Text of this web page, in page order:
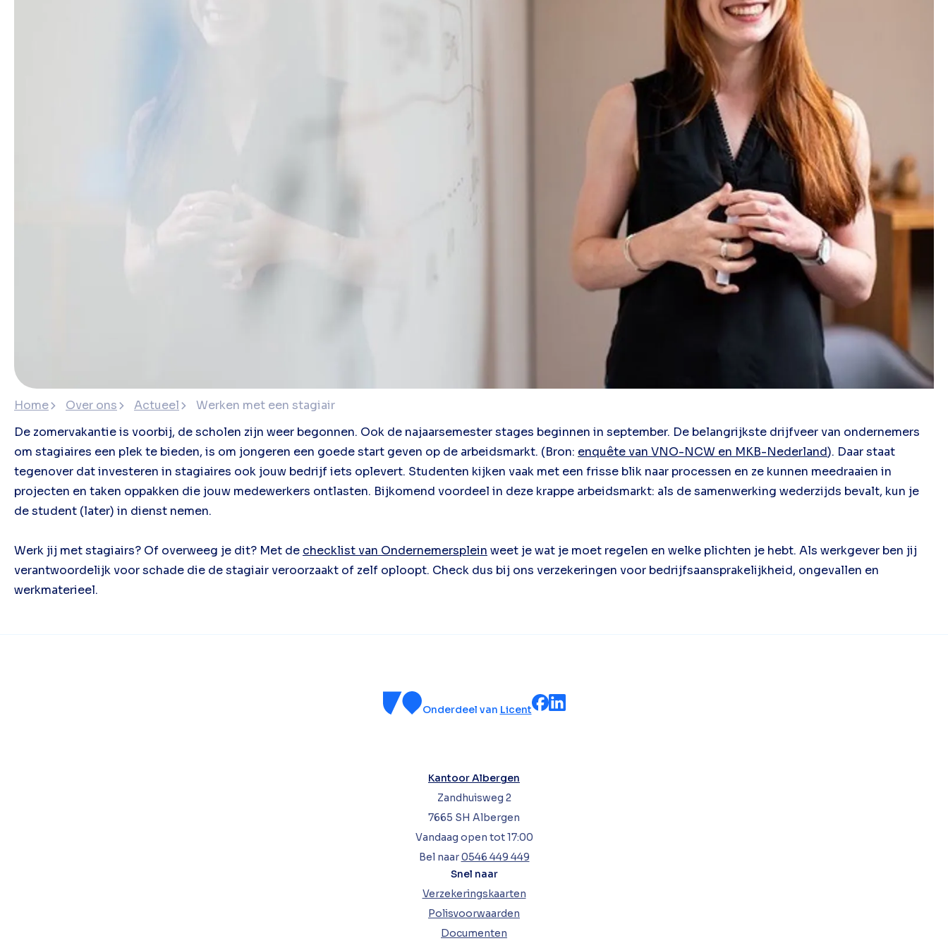
Home Over ons Actueel
Werken met een stagiair
De zomervakantie is voorbij, de scholen zijn weer begonnen. Ook de najaarsemester stages beginnen in september. De belangrijkste drijfveer van ondernemers
om stagiaires een plek te bieden, is om jongeren een goede start geven op de arbeidsmarkt. (Bron: enquête van VNO-NCW en MKB-Nederland). Daar staat
tegenover dat investeren in stagiaires ook jouw bedrijf iets oplevert. Studenten kijken vaak met een frisse blik naar processen en ze kunnen meedraaien in
projecten en taken oppakken die jouw medewerkers ontlasten. Bijkomend voordeel in deze krappe arbeidsmarkt: als de samenwerking wederzijds bevalt, kun je
de student (later) in dienst nemen.
Werk jij met stagiairs? Of overweeg je dit? Met de checklist van Ondernemersplein weet je wat je moet regelen en welke plichten je hebt. Als werkgever ben jij
verantwoordelijk voor schade die de stagiair veroorzaakt of zelf oploopt. Check dus bij ons verzekeringen voor bedrijfsaansprakelijkheid, ongevallen en
werkmaterieel.
Onderdeel van Licent
Kantoor Albergen
Zandhuisweg 2
7665 SH Albergen
Vandaag open tot 17:00
Bel naar0546 449 449
Snel naar
Verzekeringskaarten
Polisvoorwaarden
Documenten